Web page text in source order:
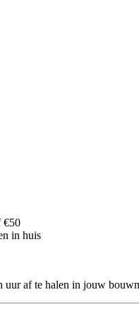
€50
in huis
uur af te halen in jouw